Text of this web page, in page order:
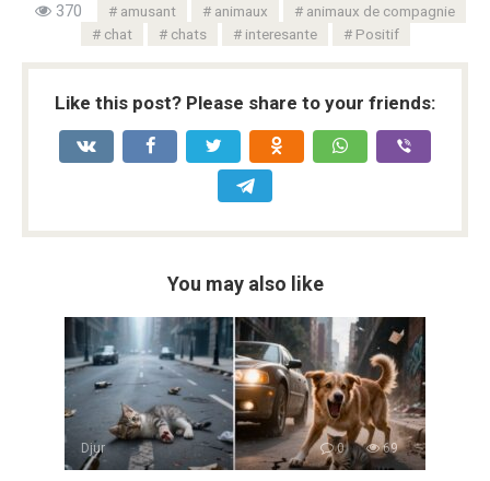
370 amusant animaux
animaux de compagnie
chat
chats interesante Positif
Like this post? Please share to your friends:
You may also like
Djur 0 69